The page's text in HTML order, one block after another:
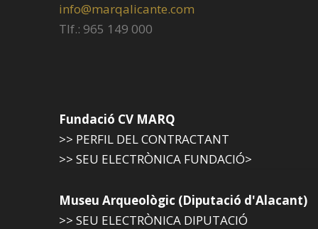
info@marqalicante.com
Tlf.: 965 149 000
Fundació CV MARQ
>> PERFIL DEL CONTRACTANT
>> SEU ELECTRÒNICA FUNDACIÓ>
Museu Arqueològic (Diputació d'Alacant)
>> SEU ELECTRÒNICA DIPUTACIÓ